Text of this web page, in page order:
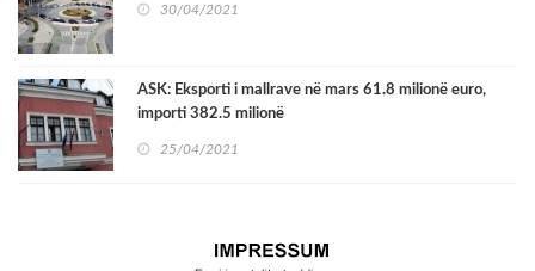
30/04/2021
ASK: Eksporti i mallrave në mars 61.8 milionë euro,
importi 382.5 milionë
25/04/2021